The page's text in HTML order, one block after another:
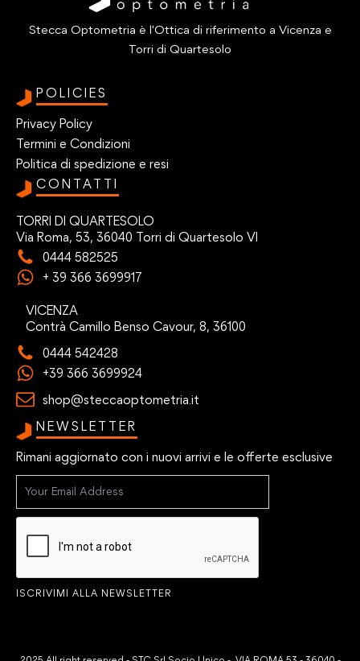
Stecca Optometria è l'Ottica di riferimento a Vicenza e
Torri di Quartesolo
POLICIES
Privacy Policy
Termini e Condizioni
Politica di spedizione e resi
CONTATTI
TORRI DI QUARTESOLO
Via Roma, 53, 36040 Torri di Quartesolo VI
0444 582525
+ 39 366 3699917
VICENZA
Contrà Camillo Benso Cavour, 8, 36100
0444 542428
+39 366 3699924
shop@steccaoptometria.it
NEWSLETTER
Rimani aggiornato con i nuovi arrivi e le offerte esclusive
ISCRIVIMI ALLA NEWSLETTER